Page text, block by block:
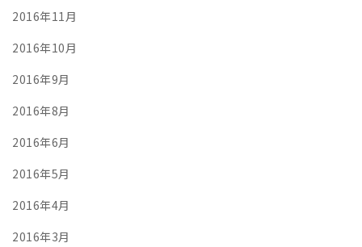
2016年11月
2016年10月
2016年9月
2016年8月
2016年6月
2016年5月
2016年4月
2016年3月